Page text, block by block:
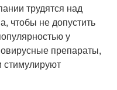
трудятся над
чтобы не допустить
у
препараты,
стимулируют